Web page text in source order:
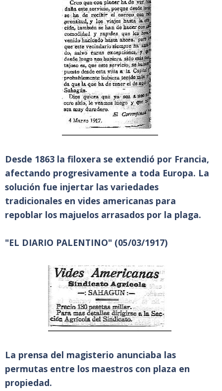
Desde 1863 la filoxera se extendió por Francia,
afectando progresivamente a toda Europa. La
solución fue injertar las variedades
tradicionales en vides americanas para
repoblar los majuelos arrasados por la plaga.
"EL DIARIO PALENTINO" (05/03/1917)
La prensa del magisterio anunciaba las
permutas entre los maestros con plaza en
propiedad.